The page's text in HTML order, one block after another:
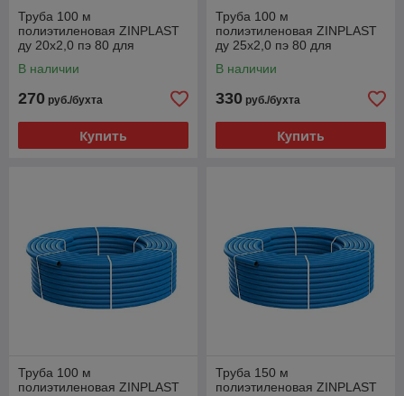
Труба 100 м
полиэтиленовая ZINPLAST
ду 20х2,0 пэ 80 для
Польша
В наличии
270 руб./бухта
Купить
Труба 100 м
полиэтиленовая ZINPLAST
ду 25х2,0 пэ 80 для
Польша
В наличии
330 руб./бухта
Купить
Труба 100 м
полиэтиленовая ZINPLAST
Труба 150 м
полиэтиленовая ZINPLAST